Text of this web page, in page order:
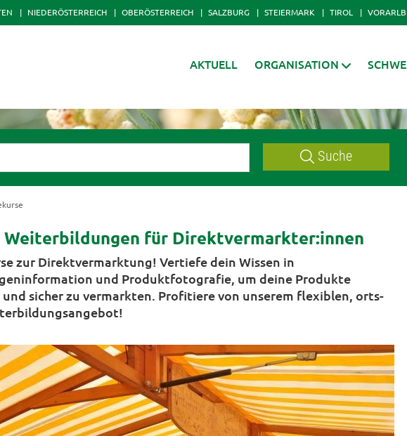
NIEDERÖSTERREICH OBERÖSTERREICH SALZBURG STEIERMARK TIROL
AKTUELL ORGANISATION
Suche
für Direktvermarkter:innen
zur Direktvermarktung! Vertiefe dein Wissen in
und Produktfotografie, um deine Produkte
sicher zu vermarkten. Profitiere von unserem flexiblen, orts-